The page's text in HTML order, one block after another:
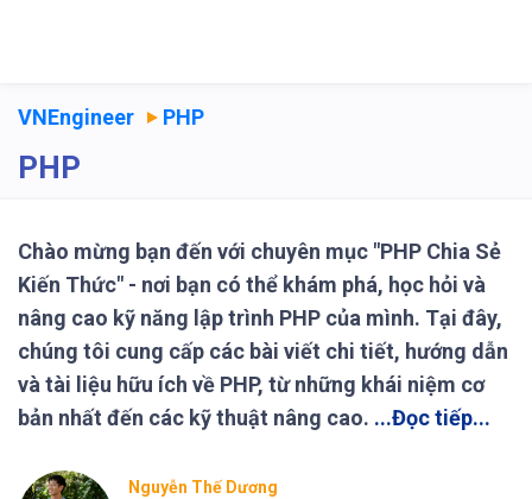
VNEngineer PHP
PHP
Chào mừng bạn đến với chuyên mục "PHP Chia Sẻ
Kiến Thức" - nơi bạn có thể khám phá, học hỏi và
nâng cao kỹ năng lập trình PHP của mình. Tại đây,
chúng tôi cung cấp các bài viết chi tiết, hướng dẫn
và tài liệu hữu ích về PHP, từ những khái niệm cơ
bản nhất đến các kỹ thuật nâng cao. ...Đọc tiếp...
Nguyễn Thế Dương